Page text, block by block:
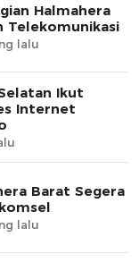
Halmahera
Telekomunikasi
lalu
Ikut
Internet
Barat Segera
lalu